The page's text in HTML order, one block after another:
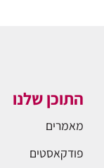
התוכן שלנו
מאמרים
פודקאסטים